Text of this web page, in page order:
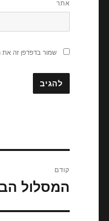
אתר
שמור בדפדפן זה
קודם
הפוסט
המסלול הביתי –